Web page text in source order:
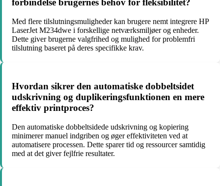
forbindelse brugernes behov for fleksibilitet?
Med flere tilslutningsmuligheder kan brugere nemt integrere HP
LaserJet M234dwe i forskellige netværksmiljøer og enheder.
Dette giver brugerne valgfrihed og mulighed for problemfri
tilslutning baseret på deres specifikke krav.
Hvordan sikrer den automatiske dobbeltsidet
udskrivning og duplikeringsfunktionen en mere
effektiv printproces?
Den automatiske dobbeltsidede udskrivning og kopiering
minimerer manuel indgriben og øger effektiviteten ved at
automatisere processen. Dette sparer tid og ressourcer samtidig
med at det giver fejlfrie resultater.